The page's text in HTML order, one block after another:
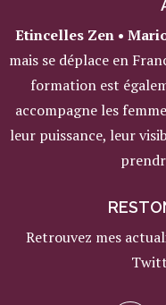
Etincelles Zen •
mais se déplace en
formation est
accompagne les
leur puissance, leur
Retrouvez mes